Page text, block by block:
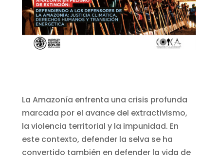
La Amazonía enfrenta una crisis profunda
marcada por el avance del extractivismo,
la violencia territorial y la impunidad. En
este contexto, defender la selva se ha
convertido también en defender la vida de